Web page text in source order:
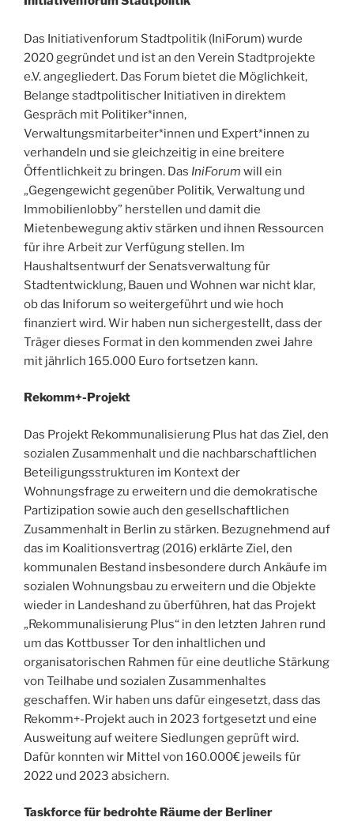
Das Initiativenforum Stadtpolitik (IniForum) wurde
2020 gegründet und ist an den Verein Stadtprojekte
e.V. angegliedert. Das Forum bietet die Möglichkeit,
Belange stadtpolitischer Initiativen in direktem
Gespräch mit Politiker*innen,
Verwaltungsmitarbeiter*innen und Expert*innen zu
verhandeln und sie gleichzeitig in eine breitere
Öffentlichkeit zu bringen. Das IniForum will ein
„Gegengewicht gegenüber Politik, Verwaltung und
Immobilienlobby” herstellen und damit die
Mietenbewegung aktiv stärken und ihnen Ressourcen
für ihre Arbeit zur Verfügung stellen. Im
Haushaltsentwurf der Senatsverwaltung für
Stadtentwicklung, Bauen und Wohnen war nicht klar,
ob das Iniforum so weitergeführt und wie hoch
finanziert wird. Wir haben nun sichergestellt, dass der
Träger dieses Format in den kommenden zwei Jahre
mit jährlich 165.000 Euro fortsetzen kann.
Rekomm+-Projekt
Das Projekt Rekommunalisierung Plus hat das Ziel, den
sozialen Zusammenhalt und die nachbarschaftlichen
Beteiligungsstrukturen im Kontext der
Wohnungsfrage zu erweitern und die demokratische
Partizipation sowie auch den gesellschaftlichen
Zusammenhalt in Berlin zu stärken. Bezugnehmend auf
das im Koalitionsvertrag (2016) erklärte Ziel, den
kommunalen Bestand insbesondere durch Ankäufe im
sozialen Wohnungsbau zu erweitern und die Objekte
wieder in Landeshand zu überführen, hat das Projekt
„Rekommunalisierung Plus“ in den letzten Jahren rund
um das Kottbusser Tor den inhaltlichen und
organisatorischen Rahmen für eine deutliche Stärkung
von Teilhabe und sozialen Zusammenhaltes
geschaffen. Wir haben uns dafür eingesetzt, dass das
Rekomm+-Projekt auch in 2023 fortgesetzt und eine
Ausweitung auf weitere Siedlungen geprüft wird.
Dafür konnten wir Mittel von 160.000€ jeweils für
2022 und 2023 absichern.
Taskforce für bedrohte Räume der Berliner